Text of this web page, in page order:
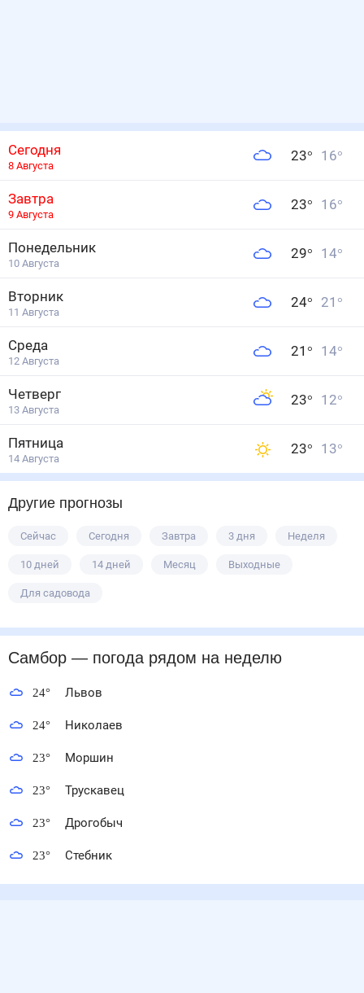
Сегодня
8 Августа
23° 16°
Завтра
9 Августа
23° 16°
Понедельник
10 Августа
29° 14°
Вторник
11 Августа
24° 21 °
Среда
12 Августа
21 ° 14°
Четверг
13 Августа
23° 12°
Пятница
14 Августа
23° 13°
Другие прогнозы
Сейчас Сегодня Завтра 3 дня Неделя
10 дней 14 дней Месяц Выходные
Для садовода
Самбор — погода рядом на неделю
24° Львов
24° Николаев
23° Моршин
23° Трускавец
23° Дрогобыч
23° Стебник